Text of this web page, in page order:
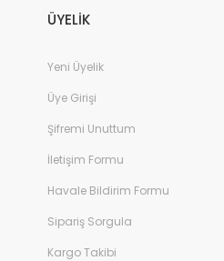
PİVOT GAMİNG MONİTÖR – Outlet
ÜYELİK
Yeni Üyelik
Üye Girişi
Şifremi Unuttum
İletişim Formu
Havale Bildirim Formu
Sipariş Sorgula
Kargo Takibi